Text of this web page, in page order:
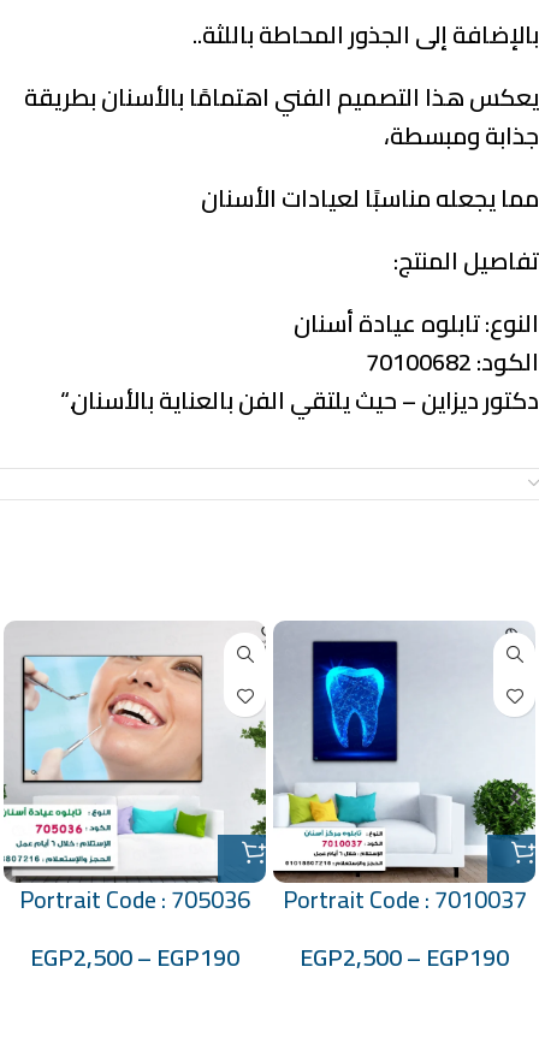
بالإضافة إلى الجذور المحاطة باللثة..
يعكس هذا التصميم الفني اهتمامًا بالأسنان بطريقة
جذابة ومبسطة،
مما يجعله مناسبًا لعيادات الأسنان
تفاصيل المنتج:
النوع:تابلوه عيادة أسنان
الكود: 70100682
دكتور ديزاين – حيث يلتقي الفن بالعناية بالأسنان.“
Portrait Code : 7010037
EGP190
–
EGP2,500
Portrait Code : 705036
EGP190
–
EGP2,500